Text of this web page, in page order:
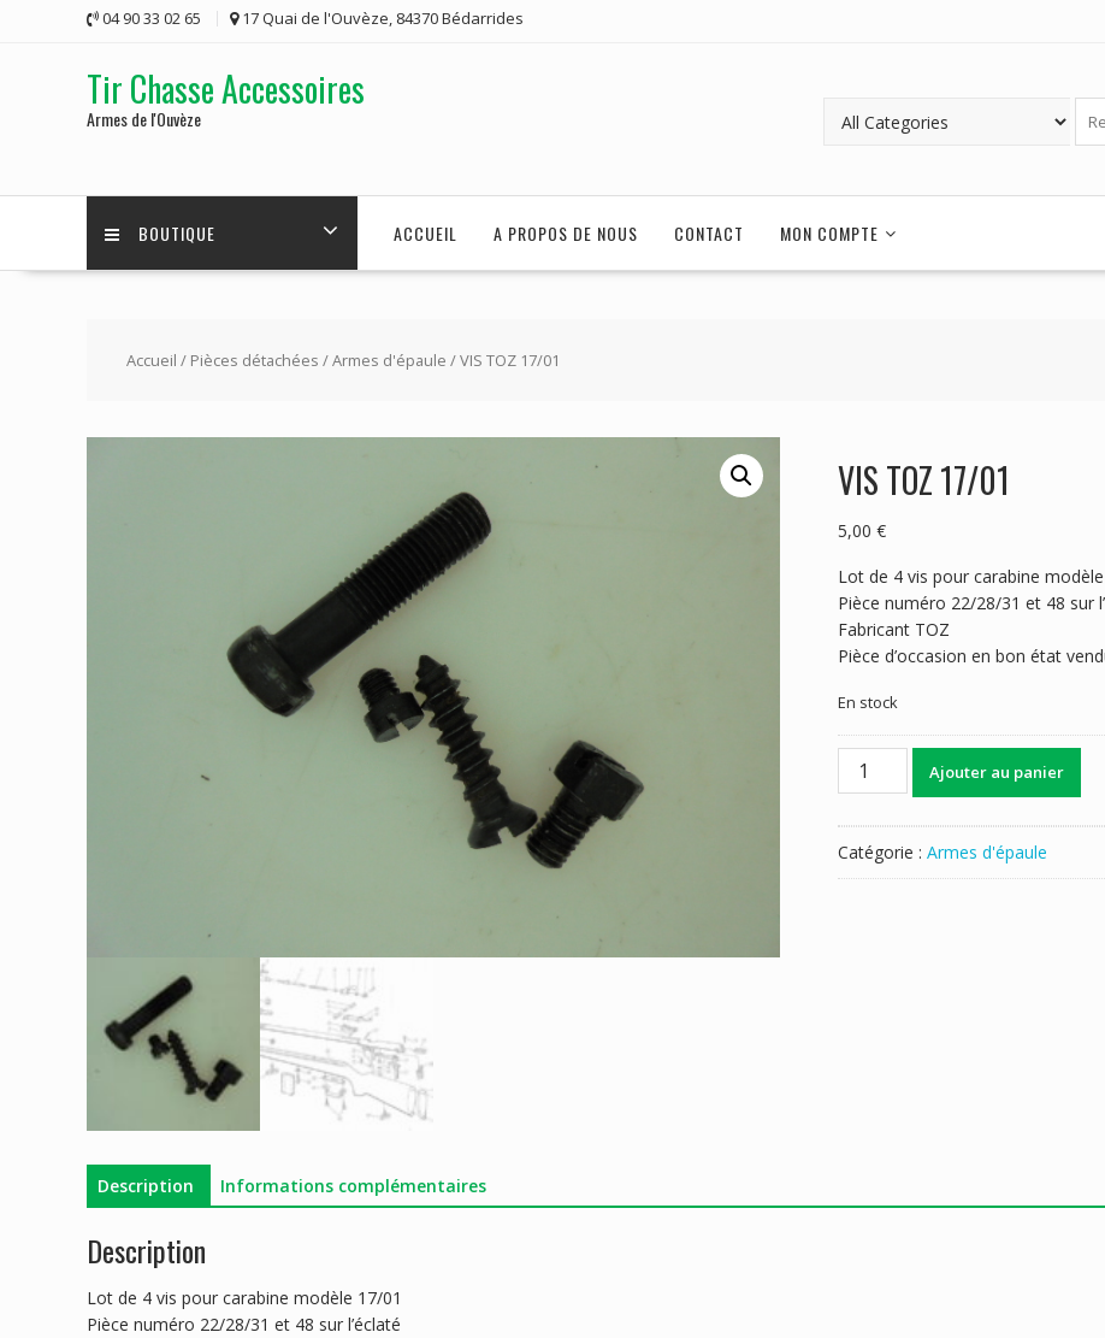
04 90 33 02 65 17 Quai de l'Ouvèze, 84370 Bédarrides
Tir Chasse Accessoires
Armes de l'Ouvèze
BOUTIQUE ACCUEIL A PROPOS DE NOUS CONTACT MON COMPTE
Accueil / Pièces détachées /Armes d'épaule / VIS TOZ 17/01
VIS TOZ 17/01
5,00 €
Lot de 4 vis pour carabine
Pièce numéro 22/28/31 et 48 sur
Fabricant TOZ
Pièce d’occasion en bon état
En stock
quantité
17/01
Ajouter au panier
Catégorie : Armes d'épaule
Description Informations complémentaires
Description
Lot de 4 vis pour carabine modèle 17/01
Pièce numéro 22/28/31 et 48 sur l’éclaté